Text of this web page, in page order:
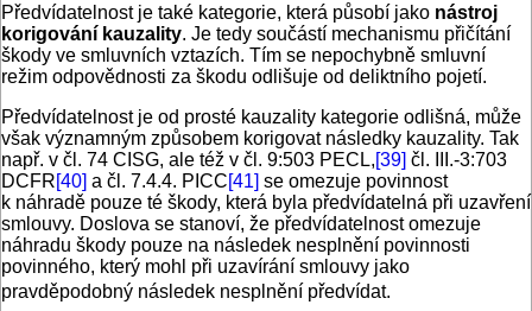
Předvídatelnost je také kategorie, která působí jako nástroj
korigování kauzality. Je tedy součástí mechanismu přičítání
škody ve smluvních vztazích. Tím se nepochybně smluvní
režim odpovědnosti za škodu odlišuje od deliktního pojetí.
Předvídatelnost je od prosté kauzality kategorie odlišná, může
však významným způsobem korigovat následky kauzality. Tak
např. v čl. 74 CISG, ale též v čl. 9:503 PECL,[39] čl. III.-3:703
DCFR[40] a čl. 7.4.4. PICC[41] se omezuje povinnost
k náhradě pouze té škody, která byla předvídatelná při uzavření
smlouvy. Doslova se stanoví, že předvídatelnost omezuje
náhradu škody pouze na následek nesplnění povinnosti
povinného, který mohl při uzavírání smlouvy jako
pravděpodobný následek nesplnění předvídat.